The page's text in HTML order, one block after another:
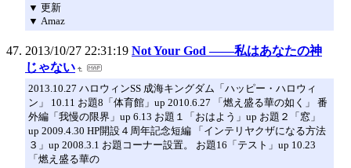
▼ 更新
▼ Amaz
2013/10/27 22:31:19 Not Your God ――私はあなたの神
じゃない
2013.10.27 ハロウィンSS 成海キングダム「ハッピー・ハロウィ
ン」 10.11 お題8「体育館」up 2010.6.27 「燃え盛る華の如く」 番
外編「我慢の限界」up 6.13 お題１「おはよう」up お題２「窓」
up 2009.4.30 HP開設４周年記念短編 「インテリヤクザになる方法
３」up 2008.3.1 お題コーナー設置。 お題16「テスト」up 10.23
「燃え盛る華の